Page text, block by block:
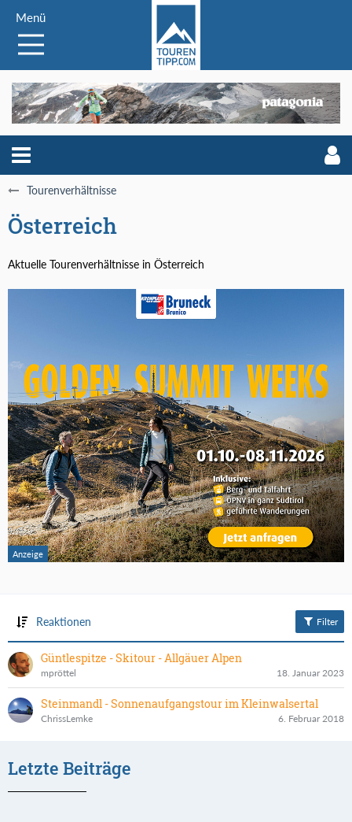
Menü
Tourenverhältnisse
Österreich
Aktuelle Tourenverhältnisse in Österreich
Reaktionen Filter
Güntlespitze - Skitour - Allgäuer Alpen
mpröttel 18. Januar 2023
Steinmandl - Sonnenaufgangstour im Kleinwalsertal
ChrissLemke 6. Februar 2018
Letzte Beiträge